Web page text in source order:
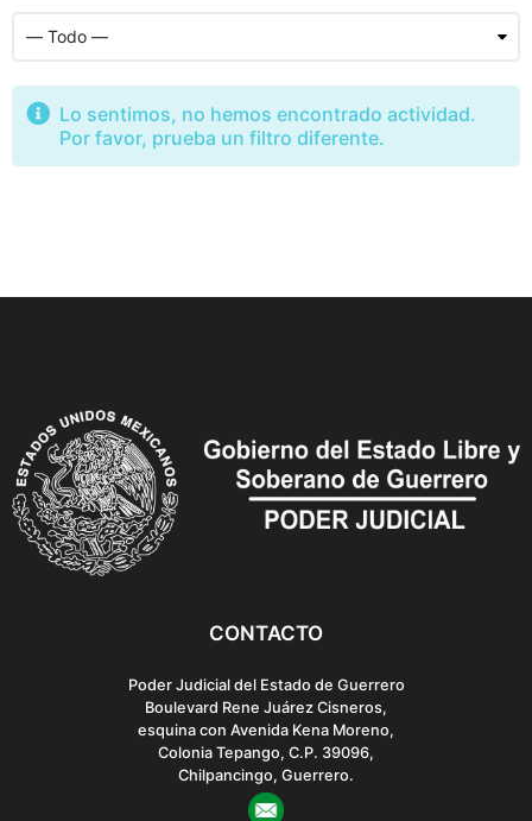
Lo sentimos, no hemos encontrado actividad.
Por favor, prueba un filtro diferente.
CONTACTO
Poder Judicial del Estado de Guerrero
Boulevard Rene Juárez Cisneros,
esquina con Avenida Kena Moreno,
Colonia Tepango, C.P. 39096,
Chilpancingo, Guerrero.